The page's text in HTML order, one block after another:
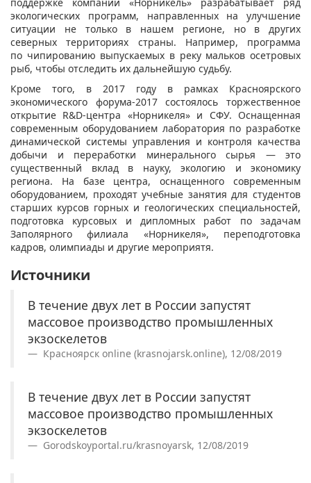
поддержке компании «Норникель» разрабатывает ряд
экологических программ, направленных на улучшение
ситуации не только в нашем регионе, но в других
северных территориях страны.
Например, программа
по чипированию выпускаемых в реку мальков осетровых
рыб, чтобы отследить их дальнейшую судьбу.
Кроме того, в 2017 году
в рамках Красноярского
экономического форума-2017 состоялось торжественное
открытие R&D-центра «Норникеля» и СФУ. Оснащенная
современным оборудованием лаборатория по разработке
динамической системы управления и контроля качества
добычи и переработки минерального сырья — это
существенный вклад в науку,
экологию
и экономику
региона. На базе центра, оснащенного современным
оборудованием, проходят учебные занятия для студентов
старших курсов горных и геологических специальностей,
подготовка курсовых и дипломных работ по задачам
Заполярного филиала «Норникеля», переподготовка
кадров, олимпиады и другие мероприятя.
Источники
В течение двух лет в России запустят
массовое производство промышленных
экзоскелетов
Красноярск online (krasnojarsk.online), 12/08/2019
В течение двух лет в России запустят
массовое производство промышленных
экзоскелетов
Gorodskoyportal.ru/krasnoyarsk, 12/08/2019